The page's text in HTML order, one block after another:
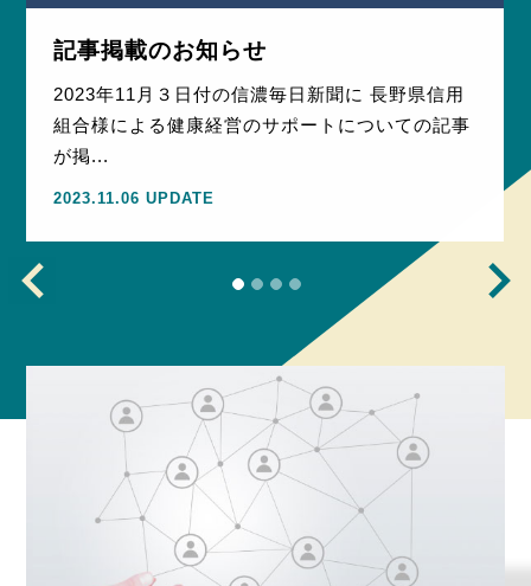
記事掲載のお知らせ
2023年11月３日付の信濃毎日新聞に 長野県信用
組合様による健康経営のサポートについての記事
が掲...
2023.11.06 UPDATE